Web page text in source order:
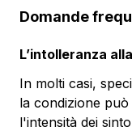
Domande
L’intolleranza
In molti casi,
la condizione può
l'intensità dei